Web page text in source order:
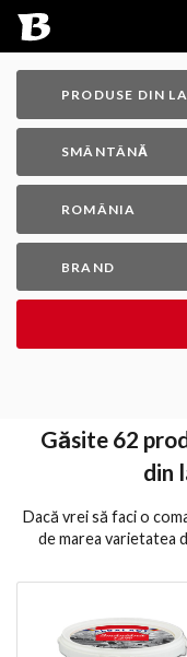
PRODUSE DIN
SMÂNTÂNĂ
ROMÂNIA
BRAND
Găsite 62
din
Dacă vrei să faci o
de marea varietatea